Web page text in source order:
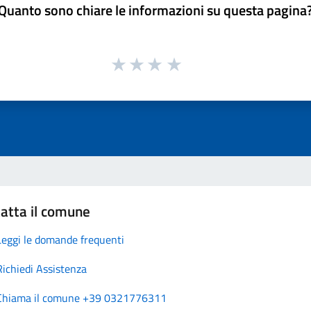
sono chiare le informazioni su questa
il comune
le domande frequenti
Assistenza
il comune +39 0321776311